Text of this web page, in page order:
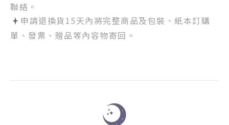
聯絡。
申請退換貨15天內將完整商品及包裝、紙本訂購
單、發票、贈品等內容物寄回。